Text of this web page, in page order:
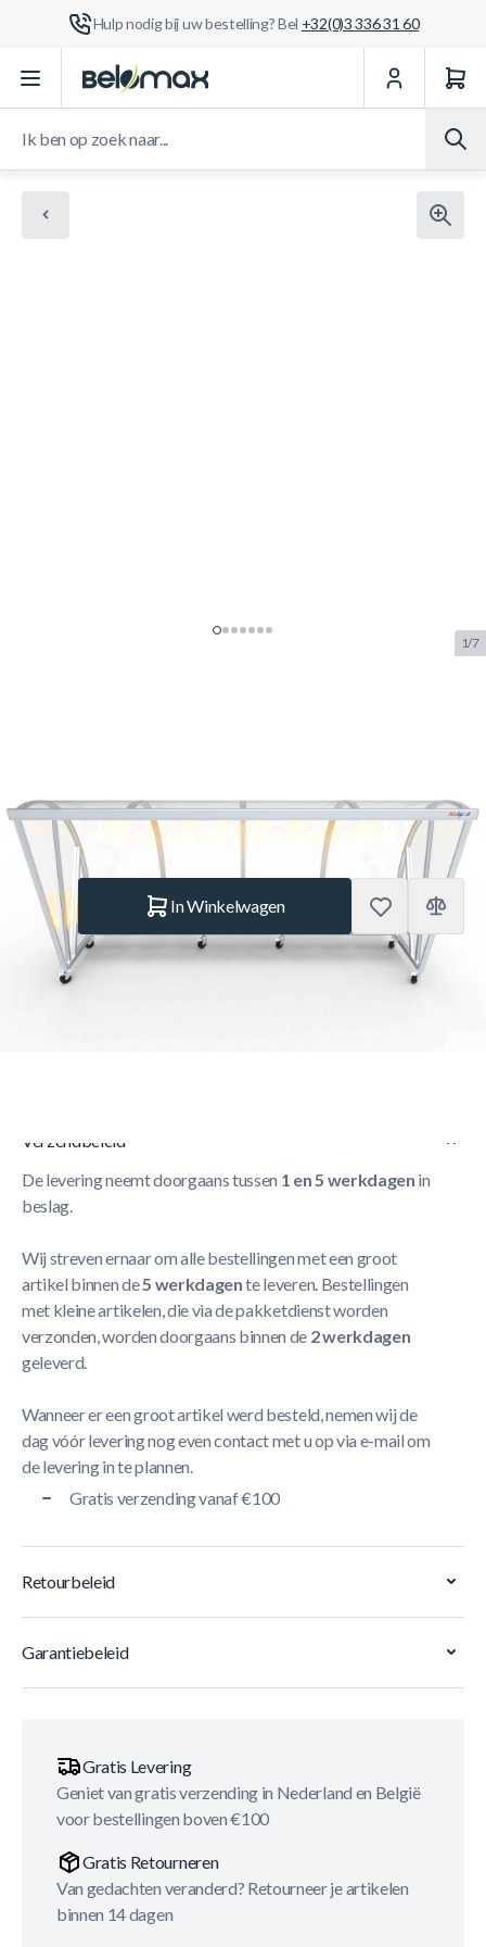
Hulp nodig bij uw bestelling? Bel +32(0)3 336 31 60
Ga naar de inhoud
1/7
SKU:ALUS.DO401VZ Merk:
€ 4.169.– Op voorraad
Aantal
In Winkelwagen
Verzendbeleid
De levering neemt doorgaans tussen 1 en 5 werkdagen in
beslag.
Wij streven ernaar om alle bestellingen met een groot
artikel binnen de5 werkdagente leveren. Bestellingen
met kleine artikelen, die via de pakketdienst worden
verzonden, worden doorgaans binnen de 2 werkdagen
geleverd.
Wanneer er een groot artikel werd besteld, nemen wij de
dag vóór levering nog even contact met u op via e-mail om
de levering in te plannen.
Gratis verzending vanaf €100
Retourbeleid
Garantiebeleid
Gratis Levering
Geniet van gratis verzending in Nederland en België
voor bestellingen boven €100
Gratis Retourneren
Van gedachten veranderd? Retourneer je artikelen
binnen 14 dagen